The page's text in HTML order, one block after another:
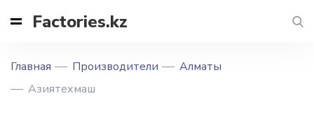
Factories.kz
Главная Производители
Алматы
Азиятехмаш